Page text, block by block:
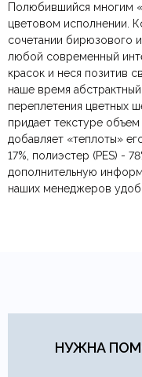
Полюбившийся многим
цветовом исполнении.
сочетании бирюзового
любой современный
красок и неся позитив
наше время
переплетения цветных​
придает текстуре
добавляет «теплоты»
17%, полиэстер (PES) -
дополнительную
наших менеджеров
Материал
Тип дизайна
Тип ковра
По всей России:
компаниюСДЭК .
По Москве и
Яндекс.Доставка
Оплата в
при самовывозе.
Безналичная
физических лиц.
Онлайн оплата
сайт.
Отзывов
Ваша общая оценка
Заголовок вашего отзыва
НУЖНА